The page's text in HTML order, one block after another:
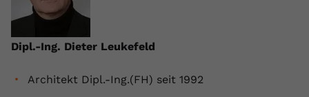
Dipl.-Ing. Dieter Leukefeld
Architekt Dipl.-Ing.(FH) seit 1992
Anbieter
Laufzeit 2 Jahre
YouTube setzt dieses Cookie über